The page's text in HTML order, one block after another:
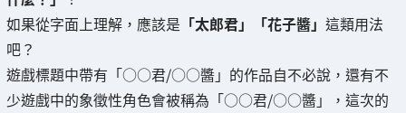
如果從字面上理解，應該是 「太郎君」「花子醬」 這類用法
吧？
遊戲標題中帶有「○○君/○○醬」的作品自不必說，還有不
少遊戲中的象徵性角色會被稱為「○○君/○○醬」，這次的